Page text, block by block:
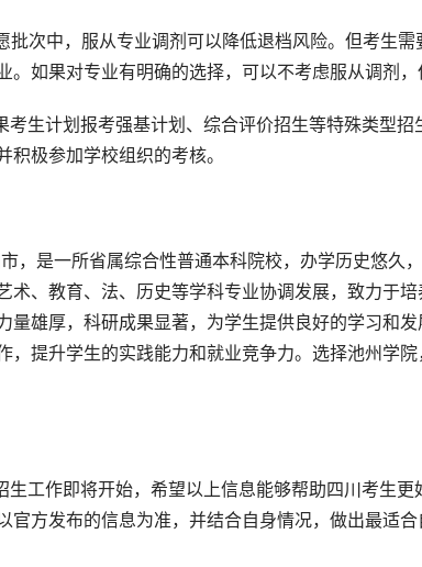
批次中，服从专业调剂可以降低退档风险。但考生
。如果对专业有明确的选择，可以不考虑服从调剂，
考生计划报考强基计划、综合评价招生等特殊类型
极参加学校组织的考核。
术、教育、法、历史等学科专业协调发展，致力于
量雄厚，科研成果显著，为学生提供良好的学习和
，提升学生的实践能力和就业竞争力。选择池州学
官方发布的信息为准，并结合自身情况，做出最适